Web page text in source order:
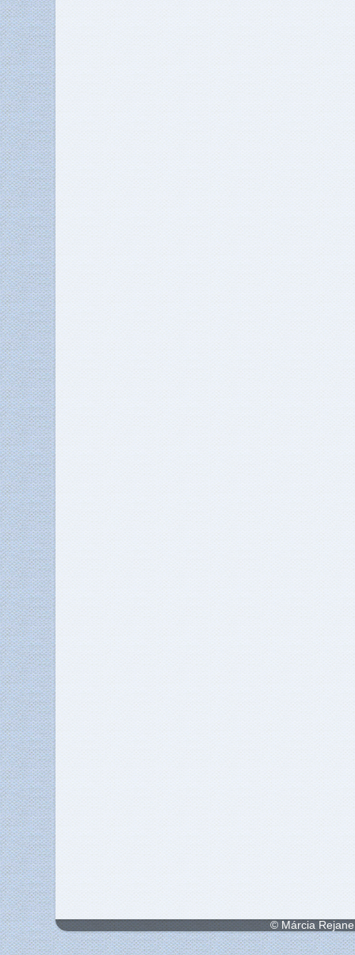
© Márcia